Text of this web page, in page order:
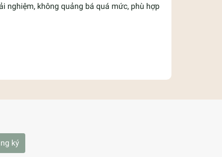
nghiệm, không quảng bá quá mức, phù hợp
ký